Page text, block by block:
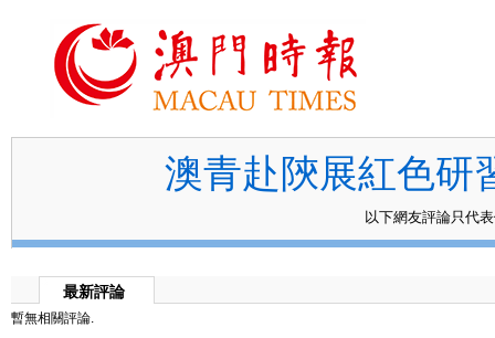
澳青赴陝展紅色
以下網友評論只代
最新評論
暫無相關評論.